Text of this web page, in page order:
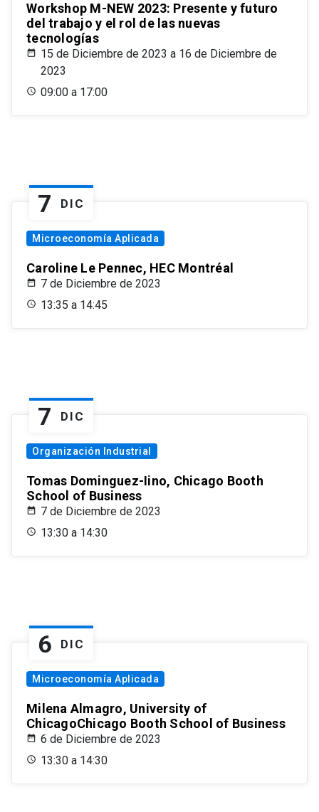
Workshop M-NEW 2023: Presente y futuro
del trabajo y el rol de las nuevas
tecnologías
15 de Diciembre de 2023 a 16 de Diciembre de
2023
09:00 a 17:00
7 DIC
Microeconomía Aplicada
Caroline Le Pennec, HEC Montréal
7 de Diciembre de 2023
13:35 a 14:45
7 DIC
Organización Industrial
Tomas Dominguez-Iino, Chicago Booth
School of Business
7 de Diciembre de 2023
13:30 a 14:30
6 DIC
Microeconomía Aplicada
Milena Almagro, University of
ChicagoChicago Booth School of Business
6 de Diciembre de 2023
13:30 a 14:30